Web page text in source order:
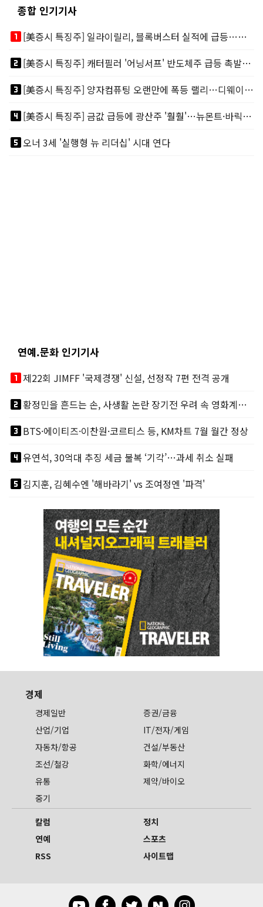
종합 인기기사
looks_one
[美증시 특징주] 일라이릴리, 블록버스터 실적에 급등…마운자로 매출 폭발
looks_two
[美증시 특징주] 캐터필러 '어닝서프' 반도체주 급등 촉발…"AI 데이터센터 건설 강력"
looks_3
[美증시 특징주] 양자컴퓨팅 오랜만에 폭등 랠리…디웨이브·아이온큐 주도
looks_4
[美증시 특징주] 금값 급등에 광산주 '훨훨'…뉴몬트·바릭마이닝 주도
looks_5오너 3세 '실행형 뉴 리더십' 시대 연다
연예.문화 인기기사
looks_one제22회 JIMFF '국제경쟁' 신설, 선정작 7편 전격 공개
looks_two
황정민을 흔드는 손, 사생활 논란 장기전 우려 속 영화계도 리스크
looks_3BTS·에이티즈·이찬원·코르티스 등, KM차트 7월 월간 정상
looks_4유연석, 30억대 추징 세금 불복 ‘기각’…과세 취소 실패
looks_5김지훈, 김혜수엔 '해바라기' vs 조여정엔 '파격'
경제
경제일반
증권/금융
산업/기업
IT/전자/게임
자동차/항공
건설/부동산
조선/철강
화학/에너지
유통
제약/바이오
중기
칼럼
정치
연예
스포츠
RSS
사이트맵